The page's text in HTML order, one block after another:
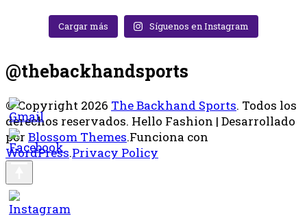
Cargar más Síguenos en Instagram
@thebackhandsports
© Copyright 2026 The Backhand Sports. Todos los
derechos reservados. Hello Fashion | Desarrollado
por Blossom Themes.Funciona con
WordPress.Privacy Policy